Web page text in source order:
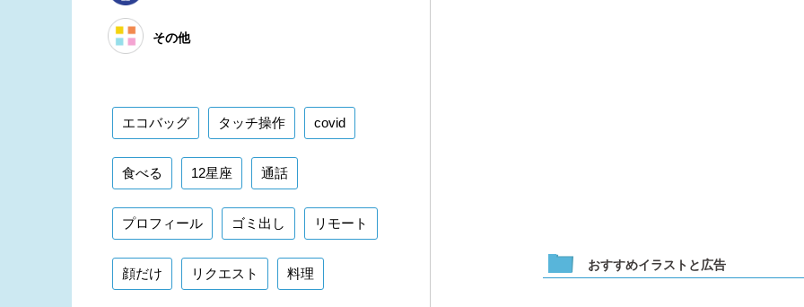
おすすめイラストと広告
その他
エコバッグ タッチ操作 covid
食べる 12星座 通話
プロフィール ゴミ出し リモート
顔だけ リクエスト 料理